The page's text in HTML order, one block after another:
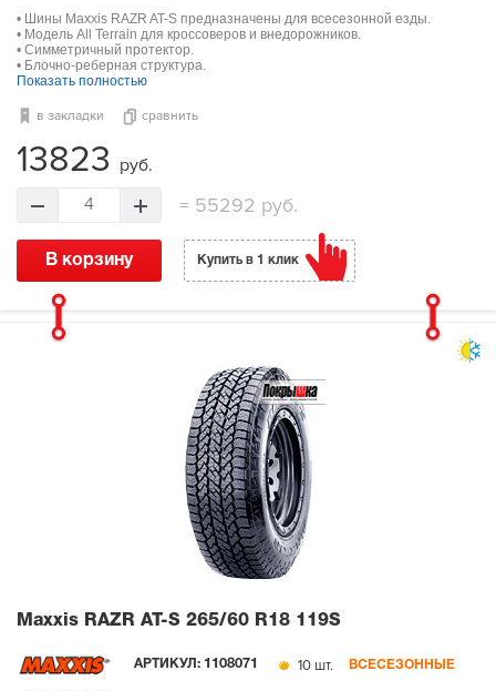
• Шины Maxxis RAZR AT-S предназначены для всесезонной езды.
• Модель All Terrain для кроссоверов и внедорожников.
• Симметричный протектор.
• Блочно-реберная структура.
Показать полностью
в закладки сравнить
13823 руб.
4 = 55292 руб.
В корзину Купить в 1 клик
Maxxis RAZR AT-S 265/60 R18 119S
АРТИКУЛ: 1108071 10 шт. ВСЕСЕЗОННЫЕ